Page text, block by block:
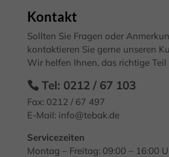
Kontakt
Sollten Sie Fragen oder
kontaktieren Sie gerne unseren
Wir helfen Ihnen, das richtige
Tel: 0212 / 67 103
Fax: 0212 / 67 497
E-Mail: info@tebak.de
Servicezeiten
Montag – Freitag: 09:00 – 16:00
Externe Medien (7)
Inhalte von Videoplattformen und Social-
werden, bedarf der Zugriff auf diese Inhalte
Cookie-Informationen